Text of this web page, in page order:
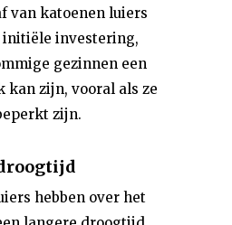
van katoenen luiers
initiële investering,
gezinnen een
kan zijn, vooral als ze
zijn.
hebben over het